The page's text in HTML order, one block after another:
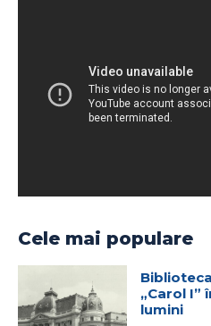
Cele mai populare
„Carol I”
lumini